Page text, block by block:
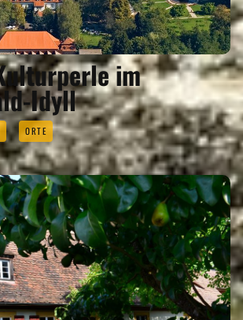
im
Idyll
ORTE